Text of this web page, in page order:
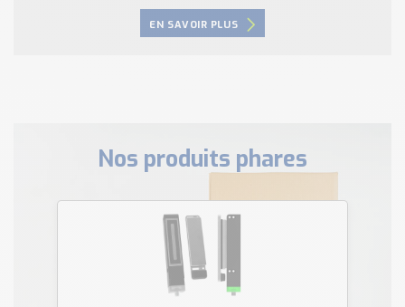
EN SAVOIR PLUS
Nos produits phares